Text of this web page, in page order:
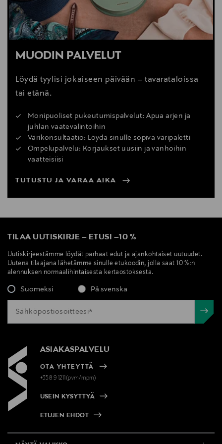
MUODIN PALVELUT
Löydä tyylisi jokaiseen päivään – tavarataloissa
tai etänä.
Monipuoliset pukeutumispalvelut: Apua arjen ja
juhlan vaatevalintoihin
Värikonsultaatio: Löydä sinulle sopiva väripaletti
Ompelupalvelu: Korjaukset uusiin ja vanhoihin
vaatteisiisi
TUTUSTU JA VARAA AIKA
TILAA UUTISKIRJE – ETUSI –10 %
Uutiskirjeestämme löydät parhaat edut ja ajankohtaiset uutuudet.
Uutena tilaajana lähetämme sinulle etukoodin, jolla saat 10 %:n
alennuksen normaalihintaisesta kertaostoksesta.
Suomeksi På svenska
ASIAKASPALVELU
OTA YHTEYTTÄ
+358 9 1211(pvm/mpm)
USEIN KYSYTTYÄ
ETUJEN EHDOT